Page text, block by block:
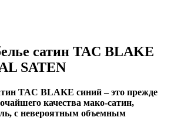
сатин TAC BLAKE
SATEN
TAC BLAKE синий – это прежде
качества мако-сатин,
с невероятным объемным